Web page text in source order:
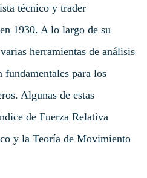
técnico y trader
1930. A lo largo de su
herramientas de análisis
fundamentales para los
Algunas de estas
de Fuerza Relativa
y la Teoría de Movimiento